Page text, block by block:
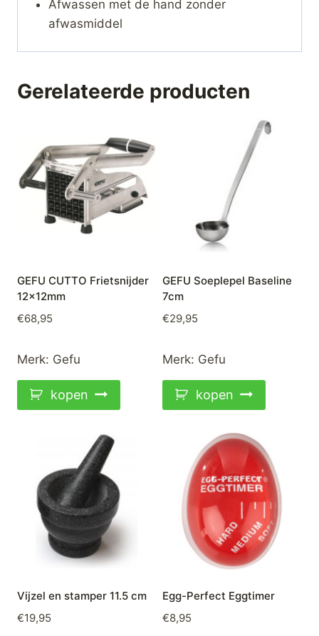
Afwassen met de hand zonder
afwasmiddel
Gerelateerde producten
GEFU CUTTO Frietsnijder
12x12mm
€68,95
Merk: Gefu
kopen
GEFU Soeplepel Baseline
7cm
€29,95
Merk: Gefu
kopen
Vijzel en stamper 11.5 cm
€19,95
Egg-Perfect Eggtimer
€8,95